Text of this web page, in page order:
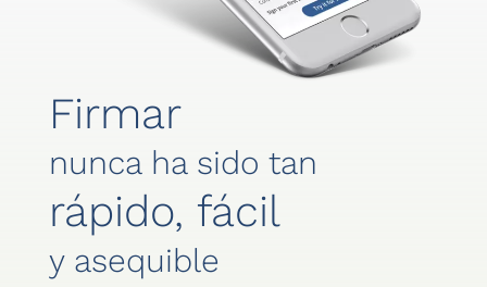
Firmar
nunca ha sido tan
rápido, fácil
y asequible